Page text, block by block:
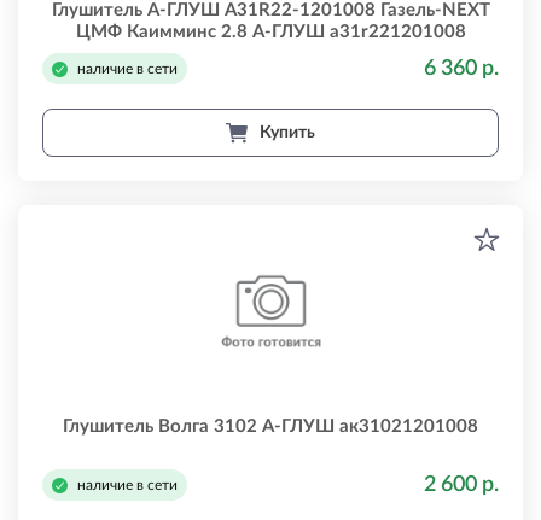
Глушитель А-ГЛУШ A31R22-1201008 Газель-NEXT
ЦМФ Каимминс 2.8 А-ГЛУШ a31r221201008
наличие в сети 6 360 р.
Купить
Глушитель Волга 3102 А-ГЛУШ ак31021201008
наличие в сети 2 600 р.